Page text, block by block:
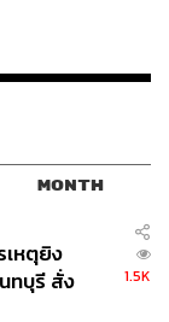
นอยู่แล้วได้เลย
MONTH
หตุยิง
ทบุรี สั่ง
1.5K